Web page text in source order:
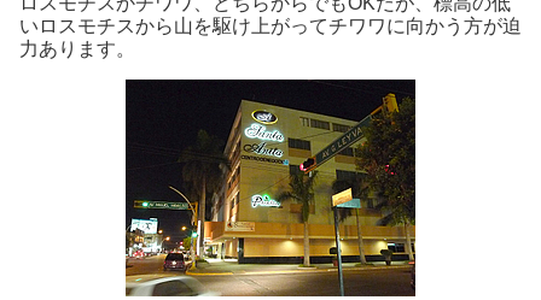
いロスモチスから山を駆け上がってチワワに向かう方が迫
力あります。